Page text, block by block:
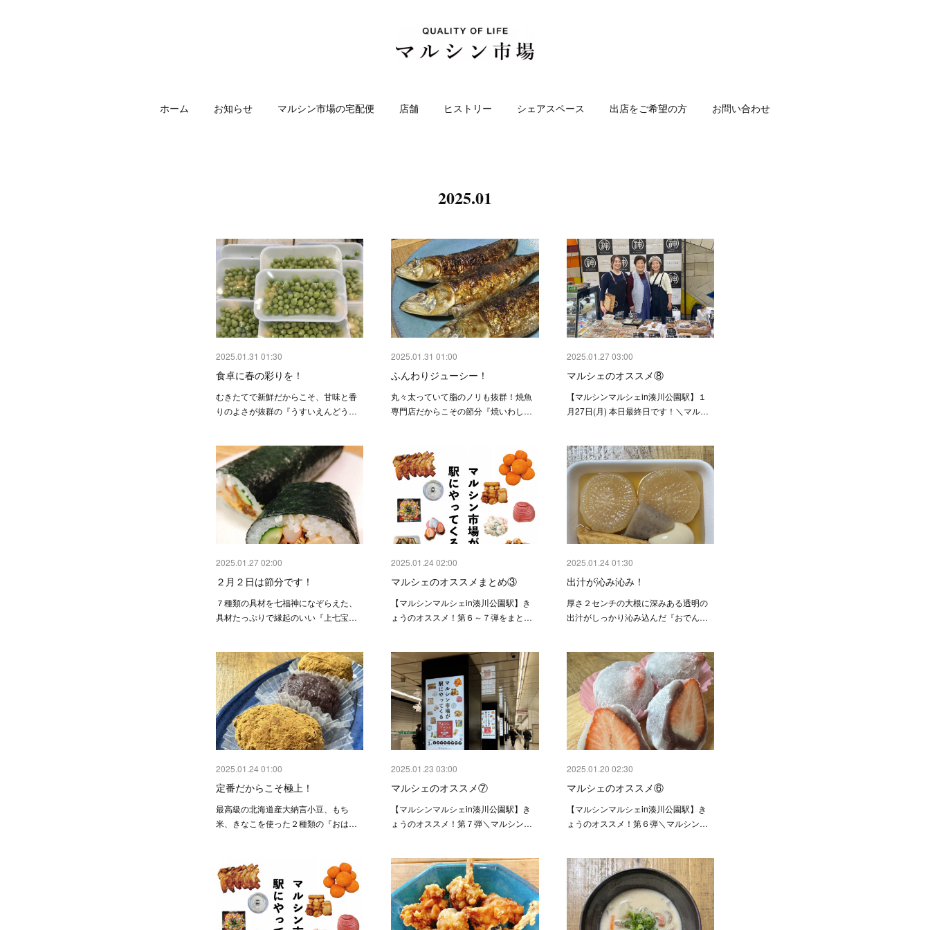
ホーム お知らせ マルシン市場の宅配便 店舗 ヒストリー シェアスペース 出店をご希望の方 お問い合わせ
2025.01
2025.01.31 01:30
食卓に春の彩りを！
むきたてで新鮮だからこそ、甘味と香
りのよさが抜群の『うすいえんどう…
2025.01.31 01:00
ふんわりジューシー！
丸々太っていて脂のノリも抜群！焼魚
専門店だからこその節分『焼いわし…
2025.01.27 03:00
マルシェのオススメ⑧
【マルシンマルシェin湊川公園駅】１
月27日(月) 本日最終日です！＼マル…
2025.01.27 02:00
２月２日は節分です！
７種類の具材を七福神になぞらえた、
具材たっぷりで縁起のいい『上七宝…
2025.01.24 02:00
マルシェのオススメまとめ③
【マルシンマルシェin湊川公園駅】き
ょうのオススメ！第６～７弾をまと…
2025.01.24 01:30
出汁が沁み沁み！
厚さ２センチの大根に深みある透明の
出汁がしっかり沁み込んだ『おでん…
2025.01.24 01:00
定番だからこそ極上！
最高級の北海道産大納言小豆、もち
米、きなこを使った２種類の『おは…
2025.01.23 03:00
マルシェのオススメ⑦
【マルシンマルシェin湊川公園駅】き
ょうのオススメ！第７弾＼マルシン…
2025.01.20 02:30
マルシェのオススメ⑥
【マルシンマルシェin湊川公園駅】き
ょうのオススメ！第６弾＼マルシン…